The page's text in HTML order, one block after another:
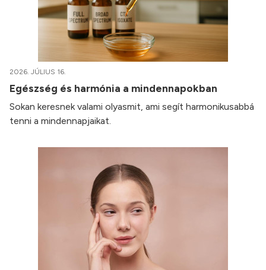
2026. JÚLIUS 16.
Egészség és harmónia a mindennapokban
Sokan keresnek valami olyasmit, ami segít harmonikusabbá
tenni a mindennapjaikat.